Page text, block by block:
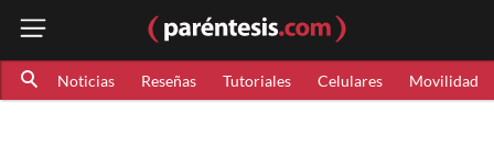
Noticias Reseñas Tutoriales Celulares Movilidad